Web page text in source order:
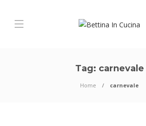
Tag: carnevale
Home carnevale